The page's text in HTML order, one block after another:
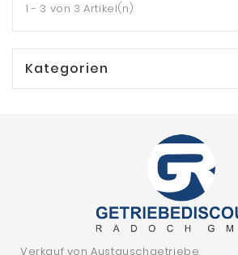
1 - 3 von 3 Artikel(n)
Kategorien
Verkauf von Austauschgetriebe.